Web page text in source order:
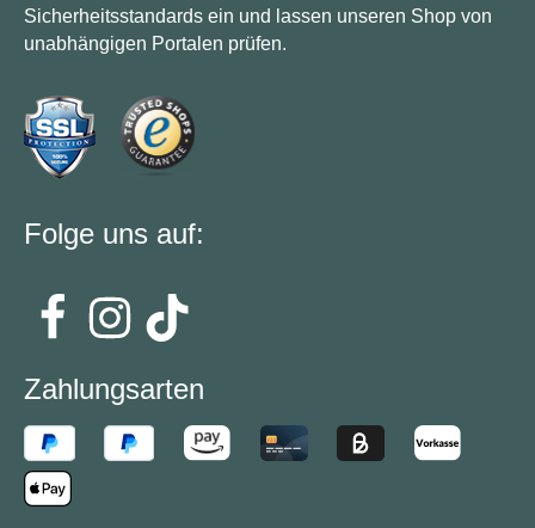
Sicherheitsstandards ein und lassen unseren Shop von
unabhängigen Portalen prüfen.
Folge uns auf:
Zahlungsarten